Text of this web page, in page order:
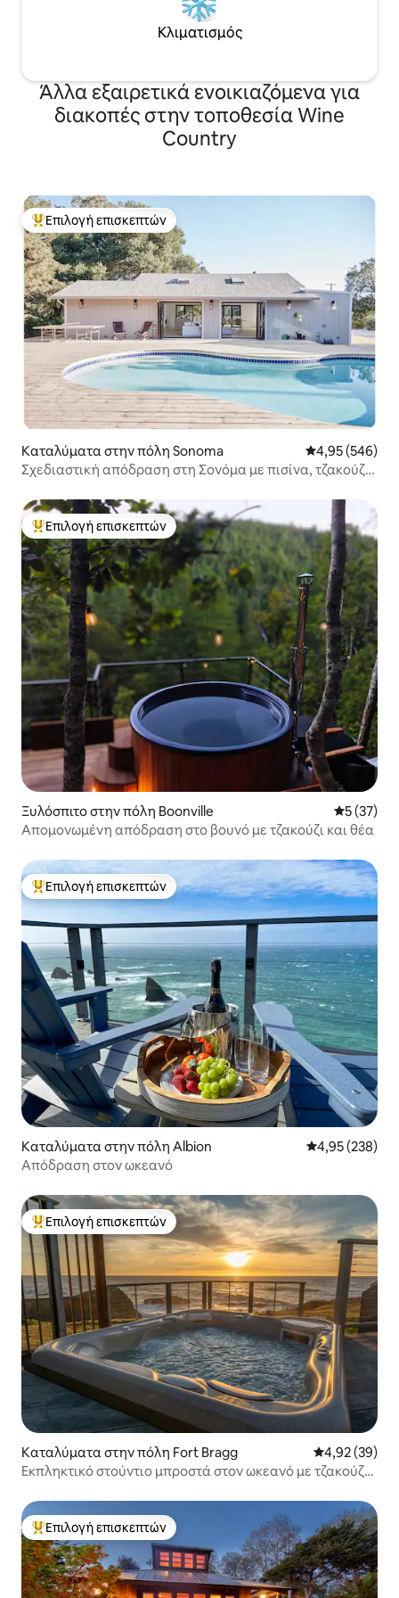
Κλιματισμός
Άλλα εξαιρετικά ενοικιαζόμενα για
διακοπές στην τοποθεσία Wine
Country
Κορυφαία επιλογή επισκεπτών
Επιλογή επισκεπτών
Καταλύματα στην πόλη Sonoma Μέση
4,95 (546)
Σχεδιαστική απόδραση στη Σονόμα με πισίνα, τζακούζι
Κορυφαία επιλογή επισκεπτών
Επιλογή επισκεπτών
Ξυλόσπιτο στην πόλη Boonville Μέση
5 (37)
Απομονωμένη απόδραση στο βουνό με τζακούζι και θέα
Κορυφαία επιλογή επισκεπτών
Επιλογή επισκεπτών
Καταλύματα στην πόλη Albion Μέση
4,95 (238)
Απόδραση στον ωκεανό
Κορυφαία επιλογή επισκεπτών
Επιλογή επισκεπτών
Καταλύματα στην πόλη Fort Bragg Μέση
4,92 (39)
Εκπληκτικό στούντιο μπροστά στον ωκεανό με τζακούζι
Κορυφαία επιλογή επισκεπτών
Επιλογή επισκεπτών